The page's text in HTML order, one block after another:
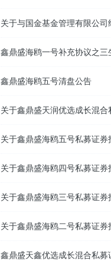
关于与国金基金管理有限公
鑫鼎盛海鸥一号补充协议之三
鑫鼎盛海鸥五号清盘公告
关于鑫鼎盛天润优选成长混
关于鑫鼎盛海鸥五号私募证
关于鑫鼎盛海鸥四号私募证
关于鑫鼎盛海鸥三号私募证
关于鑫鼎盛海鸥二号私募证
鑫鼎盛天鑫优选成长混合私